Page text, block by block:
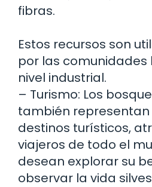
fibras.
Estos recursos son
por las comunidades
nivel industrial.
– Turismo: Los
también
destinos turísticos,
viajeros de todo el
desean explorar su
observar la vida